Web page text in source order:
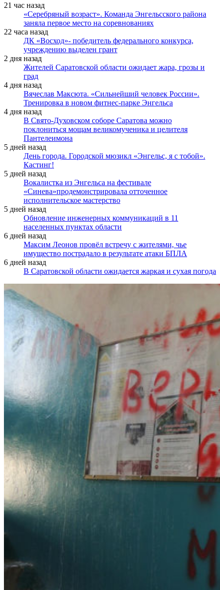
21 час назад
«Серебряный возраст». Команда Энгельсского района
заняла первое место на соревнованиях
22 часа назад
ДК «Восход»- победитель федерального конкурса,
учреждению выделен грант
2 дня назад
Жителей Саратовской области ожидает жара, грозы и
град
4 дня назад
Вячеслав Максюта. «Сильнейший человек России».
Тренировка в новом фитнес-парке Энгельса
4 дня назад
В Свято-Духовском соборе Саратова можно
поклониться мощам великомученика и целителя
Пантелеимона
5 дней назад
День города. Городской мюзикл «Энгельс, я с тобой».
Кастинг!
5 дней назад
Вокалистка из Энгельса на фестивале
«Синева»продемонстрировала отточенное
исполнительское мастерство
5 дней назад
Обновление инженерных коммуникаций в 11
населенных пунктах области
6 дней назад
Максим Леонов провёл встречу с жителями, чье
имущество пострадало в результате атаки БПЛА
6 дней назад
В Саратовской области ожидается жаркая и сухая погода